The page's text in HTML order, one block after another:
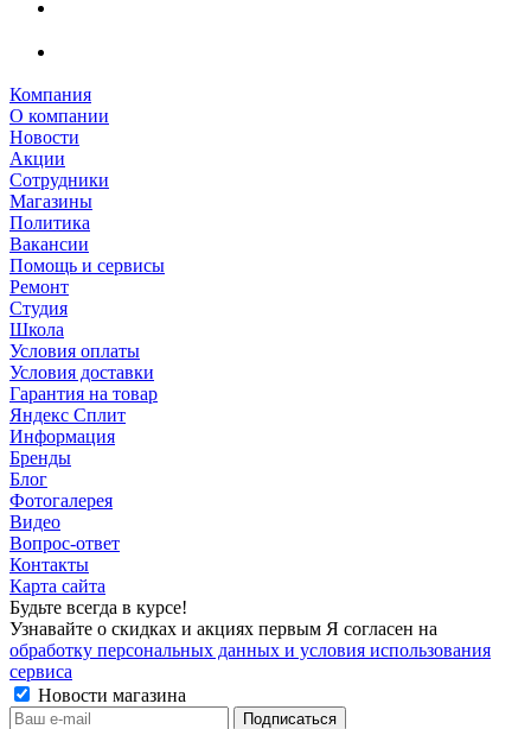
Компания
О компании
Новости
Акции
Сотрудники
Магазины
Политика
Вакансии
Помощь и сервисы
Ремонт
Студия
Школа
Условия оплаты
Условия доставки
Гарантия на товар
Яндекс Сплит
Информация
Бренды
Блог
Фотогалерея
Видео
Вопрос-ответ
Контакты
Карта сайта
Будьте всегда в курсе!
Узнавайте о скидках и акциях первым Я согласен на
обработку персональных данных и условия использования
сервиса
Новости магазина